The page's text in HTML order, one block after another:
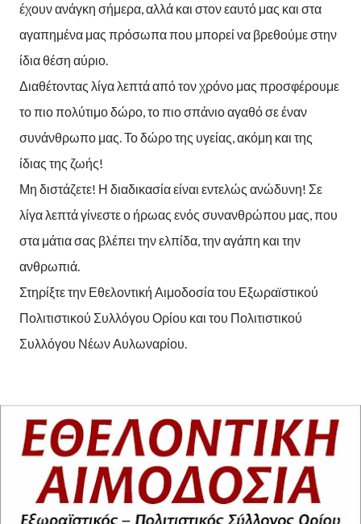
έχουν ανάγκη σήμερα, αλλά και στον εαυτό μας και στα
αγαπημένα μας πρόσωπα που μπορεί να βρεθούμε στην
ίδια θέση αύριο.
Διαθέτοντας λίγα λεπτά από τον χρόνο μας προσφέρουμε
το πιο πολύτιμο δώρο, το πιο σπάνιο αγαθό σε έναν
συνάνθρωπο μας. Το δώρο της υγείας, ακόμη και της
ίδιας της ζωής!
Μη διστάζετε! Η διαδικασία είναι εντελώς ανώδυνη! Σε
λίγα λεπτά γίνεστε ο ήρωας ενός συνανθρώπου μας, που
στα μάτια σας βλέπει την ελπίδα, την αγάπη και την
ανθρωπιά.
Στηρίξτε την Εθελοντική Αιμοδοσία του Εξωραϊστικού
Πολιτιστικού Συλλόγου Ορίου και του Πολιτιστικού
Συλλόγου Νέων Αυλωναρίου.